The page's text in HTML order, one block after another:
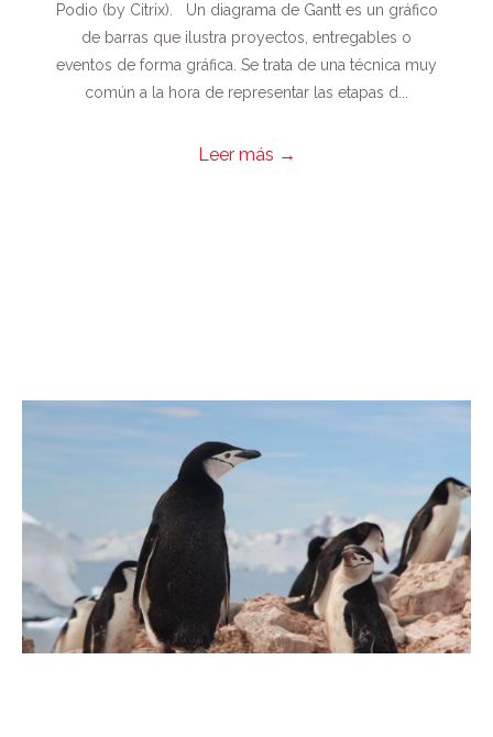
Podio (by Citrix). Un diagrama de Gantt es un gráfico
de barras que ilustra proyectos, entregables o
eventos de forma gráfica. Se trata de una técnica muy
común a la hora de representar las etapas d...
Leer más →